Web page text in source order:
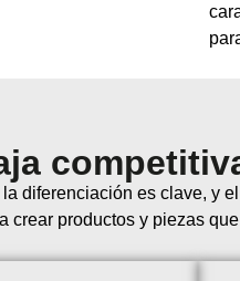
diferenciación es clave, y
productos y piezas